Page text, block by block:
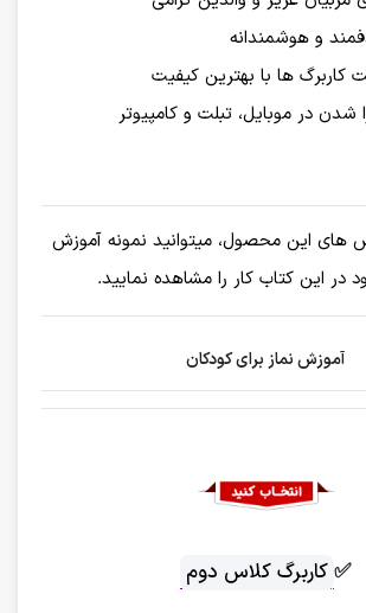
و هوشمندانه
کاربرگ ها با بهترین کیفیت
شدن در موبایل، تبلت و کامپیوتر
های این محصول، میتوانید نمونه آموزش
در این کتاب کار را مشاهده نمایید.
آموزش نماز برای کودکان
✅کاربرگ کلاس دوم